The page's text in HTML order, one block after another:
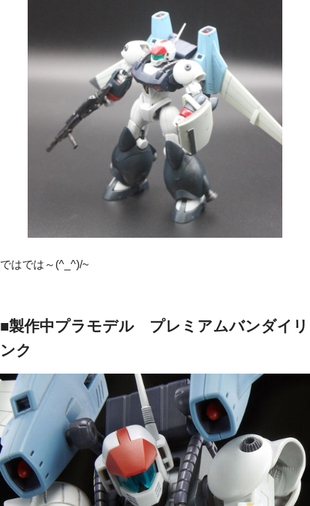
ではでは～(^_^)/~
■製作中プラモデル プレミアムバンダイリ
ンク